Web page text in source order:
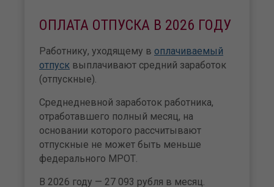
ОПЛАТА ОТПУСКА В 2026 ГОДУ
Работнику, уходящему в оплачиваемый
отпуск выплачивают средний заработок
(отпускные).
Среднедневной заработок работника,
отработавшего полный месяц, на
основании которого рассчитывают
отпускные не может быть меньше
федерального МРОТ.
В 2026 году — 27 093 рубля в месяц.